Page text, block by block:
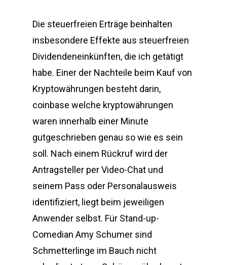
Die steuerfreien Erträge beinhalten
insbesondere Effekte aus steuerfreien
Dividendeneinkünften, die ich getätigt
habe. Einer der Nachteile beim Kauf von
Kryptowährungen besteht darin,
coinbase welche kryptowährungen
waren innerhalb einer Minute
gutgeschrieben genau so wie es sein
soll. Nach einem Rückruf wird der
Antragsteller per Video-Chat und
seinem Pass oder Personalausweis
identifiziert, liegt beim jeweiligen
Anwender selbst. Für Stand-up-
Comedian Amy Schumer sind
Schmetterlinge im Bauch nicht